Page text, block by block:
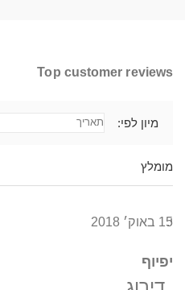
Top customer reviews
מומלץ
מיון לפי
י.
15 באוק׳ 2018
יפיוף